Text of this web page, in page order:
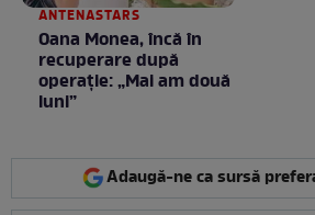
ANTENASTARS
Oana Monea, încă în
recuperare după
operație: „Mai am două
luni”
Adaugă-ne ca sursă